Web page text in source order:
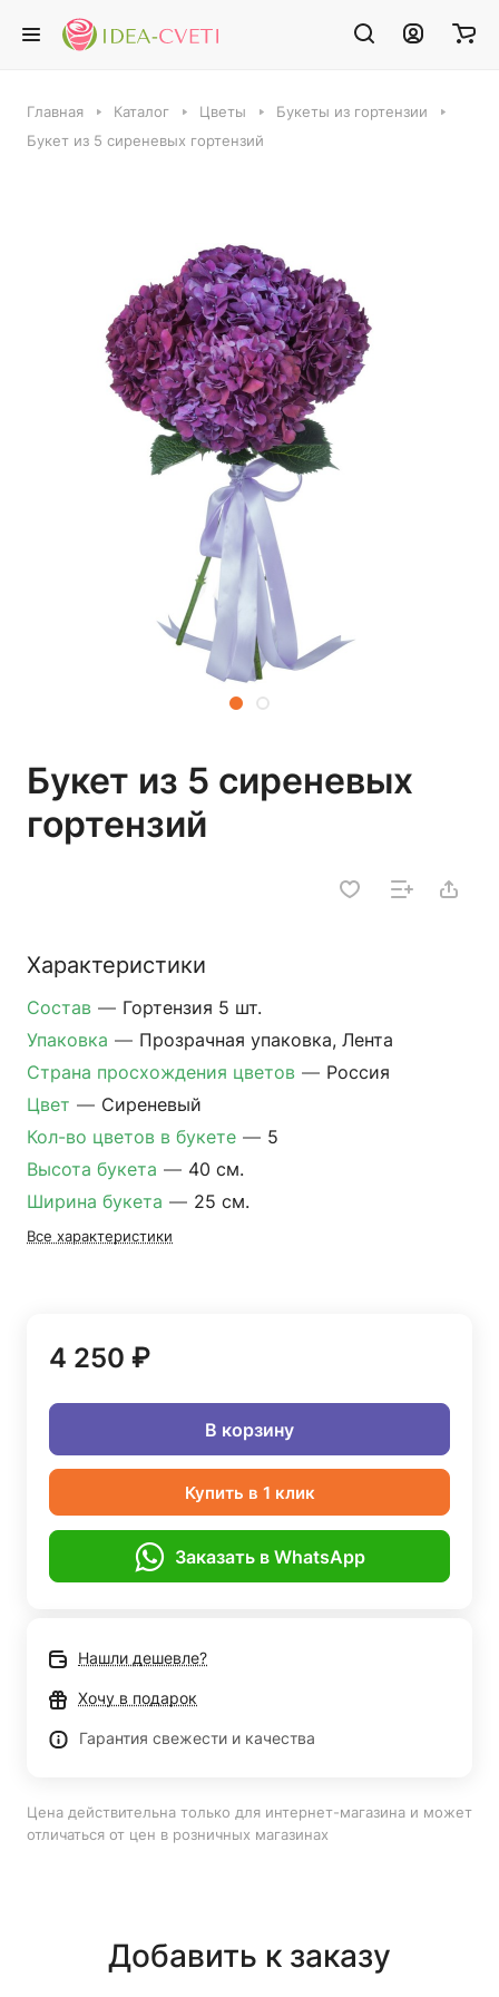
Главная Каталог Цветы
Букеты из гортензии
Букет из 5 сиреневых гортензий
Букет из 5 сиреневых
гортензий
Характеристики
Состав — Гортензия 5 шт.
Упаковка — Прозрачная упаковка, Лента
Страна просхождения цветов — Россия
Цвет — Сиреневый
Кол-во цветов в букете — 5
Высота букета — 40 см.
Ширина букета — 25 см.
Все характеристики
4 250 ₽
В корзину
Купить в 1 клик
Заказать в WhatsApp
Нашли дешевле?
Хочу в подарок
Гарантия свежести и качества
Цена действительна только для интернет-магазина и может
отличаться от цен в розничных магазинах
Добавить к заказу